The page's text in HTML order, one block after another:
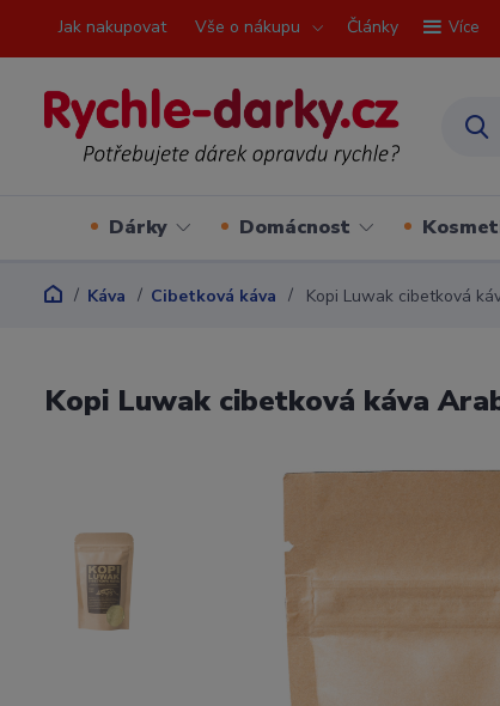
Jak nakupovat Vše o nákupu Články Více
Dárky Domácnost
Káva Cibetková káva Kopi Luwak cibetková
Kopi Luwak cibetková káva